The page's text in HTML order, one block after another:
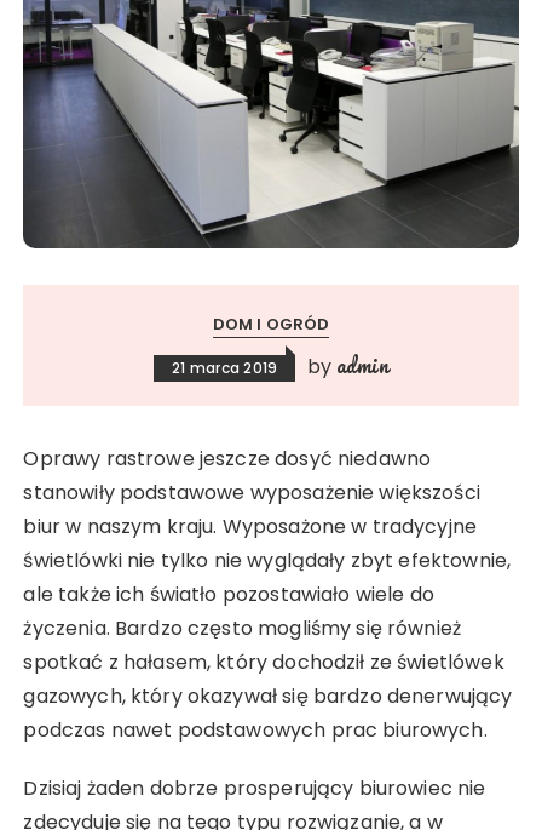
DOM I OGRÓD
21 marca 2019 by admin
Oprawy rastrowe jeszcze dosyć niedawno
stanowiły podstawowe wyposażenie większości
biur w naszym kraju. Wyposażone w tradycyjne
świetlówki nie tylko nie wyglądały zbyt efektownie,
ale także ich światło pozostawiało wiele do
życzenia. Bardzo często mogliśmy się również
spotkać z hałasem, który dochodził ze świetlówek
gazowych, który okazywał się bardzo denerwujący
podczas nawet podstawowych prac biurowych.
Dzisiaj żaden dobrze prosperujący biurowiec nie
zdecyduje się na tego typu rozwiązanie, a w